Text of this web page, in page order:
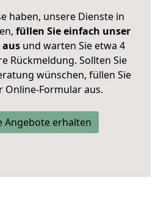
haben, unsere Dienste in
füllen Sie einfach unser
und warten Sie etwa 4
Rückmeldung. Sollten Sie
wünschen, füllen Sie
Online-Formular aus.
Angebote erhalten